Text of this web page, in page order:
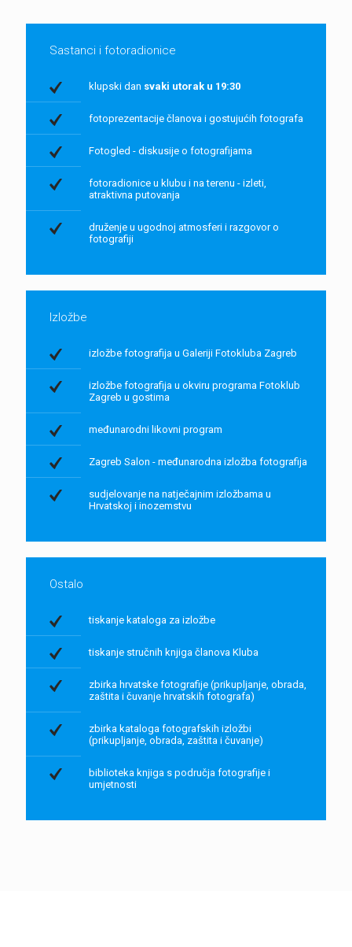
Sastanci i fotoradionice
klupski dan svaki utorak u 19:30
fotoprezentacije članova i gostujućih fotografa
Fotogled - diskusije o fotografijama
fotoradionice u klubu i na terenu - izleti,
atraktivna putovanja
druženje u ugodnoj atmosferi i razgovor o
fotografiji
Izložbe
izložbe fotografija u Galeriji Fotokluba Zagreb
izložbe fotografija u okviru programa Fotoklub
Zagreb u gostima
međunarodni likovni program
Zagreb Salon - međunarodna izložba fotografija
sudjelovanje na natječajnim izložbama u
Hrvatskoj i inozemstvu
Ostalo
tiskanje kataloga za izložbe
tiskanje stručnih knjiga članova Kluba
zbirka hrvatske fotografije (prikupljanje, obrada,
zaštita i čuvanje hrvatskih fotografa)
zbirka kataloga fotografskih izložbi
(prikupljanje, obrada, zaštita i čuvanje)
biblioteka knjiga s područja fotografije i
umjetnosti